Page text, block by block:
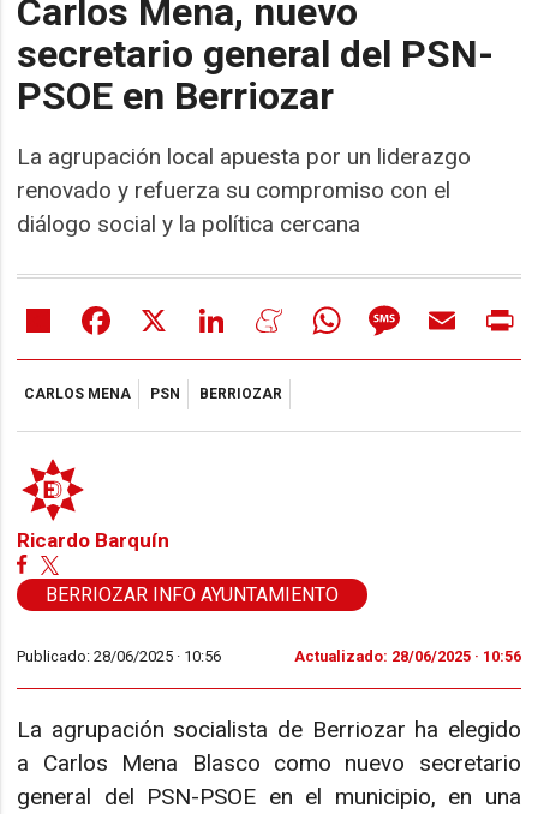
Carlos Mena, nuevo
secretario general del PSN-
PSOE en Berriozar
La agrupación local apuesta por un liderazgo
renovado y refuerza su compromiso con el
diálogo social y la política cercana
Share Facebook LinkedIn MeneameWhatsAppMessageEmail
CARLOS MENA PSN BERRIOZAR
Ricardo Barquín
BERRIOZAR INFO AYUNTAMIENTO
Publicado: 28/06/2025 · 10:56 Actualizado: 28/06/2025 · 10:56
La agrupación socialista de Berriozar ha elegido
a Carlos Mena Blasco como nuevo secretario
general del PSN-PSOE en el municipio, en una